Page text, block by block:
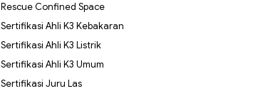
Rescue Confined Space
Sertifikasi Ahli K3 Kebakaran
Sertifikasi Ahli K3 Listrik
Sertifikasi Ahli K3 Umum
Sertifikasi Juru Las